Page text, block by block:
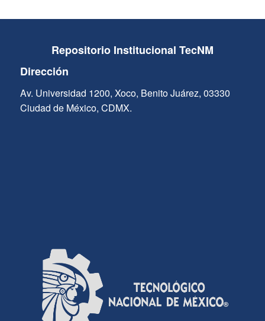
Repositorio Institucional TecNM
Dirección
Av. Universidad 1200, Xoco, Benito Juárez, 03330
Ciudad de México, CDMX.